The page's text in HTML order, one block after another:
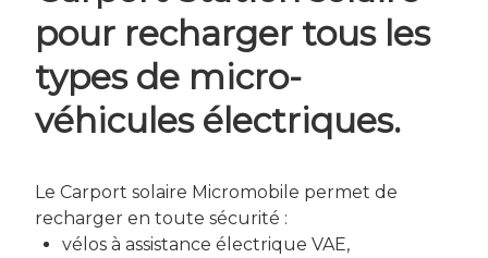
pour recharger tous les
types de micro-
véhicules électriques.
Le Carport solaire Micromobile permet de
recharger en toute sécurité :
vélos à assistance électrique VAE,